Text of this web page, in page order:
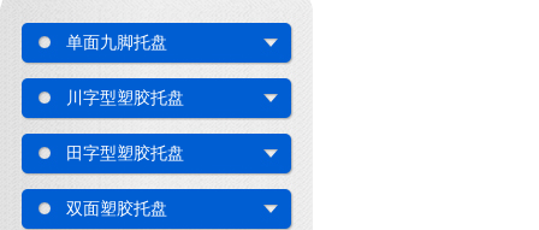
单面九脚托盘
川字型塑胶托盘
田字型塑胶托盘
双面塑胶托盘